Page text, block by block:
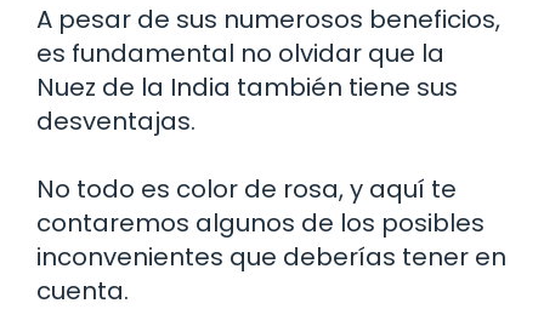
A pesar de sus numerosos beneficios,
es fundamental no olvidar que la
Nuez de la India también tiene sus
desventajas.
No todo es color de rosa, y aquí te
contaremos algunos de los posibles
inconvenientes que deberías tener en
cuenta.